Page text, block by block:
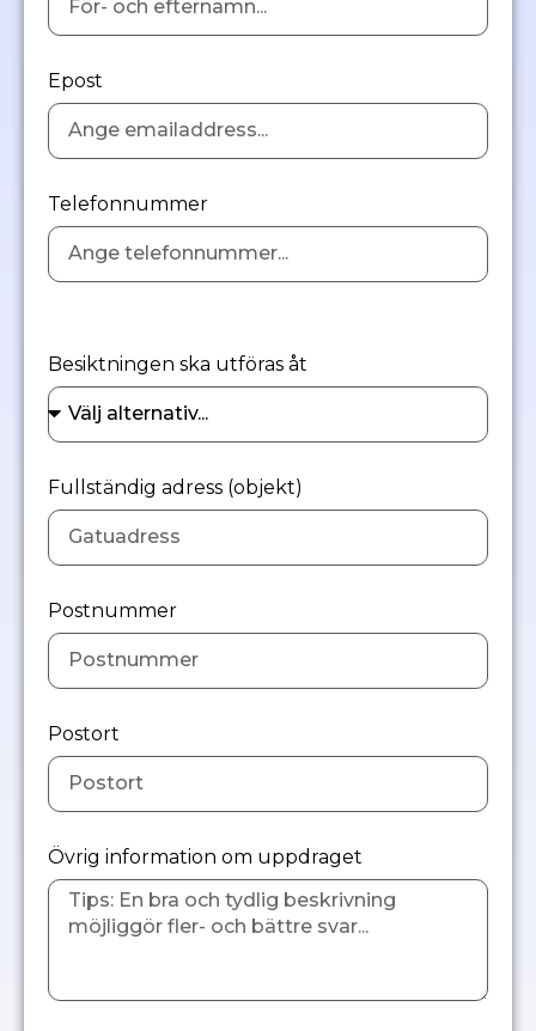
Epost
Telefonnummer
Besiktningen ska utföras åt
Fullständig adress (objekt)
Postnummer
Postort
Övrig information om uppdraget